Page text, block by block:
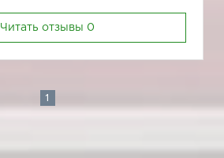
Читать отзывы 0
1